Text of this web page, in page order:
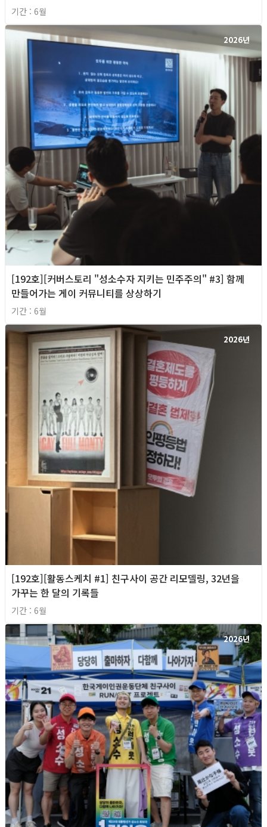
기간 : 6월
2026년
[192호][커버스토리 "성소수자 지키는 민주주의" #3] 함께
만들어가는 게이 커뮤니티를 상상하기
기간 : 6월
2026년
[192호][활동스케치 #1] 친구사이 공간 리모델링, 32년을
가꾸는 한 달의 기록들
기간 : 6월
2026년